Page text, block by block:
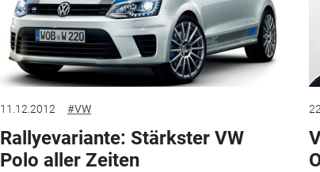
11.12.2012 #VW
Rallyevariante: Stärkster VW
Polo aller Zeiten